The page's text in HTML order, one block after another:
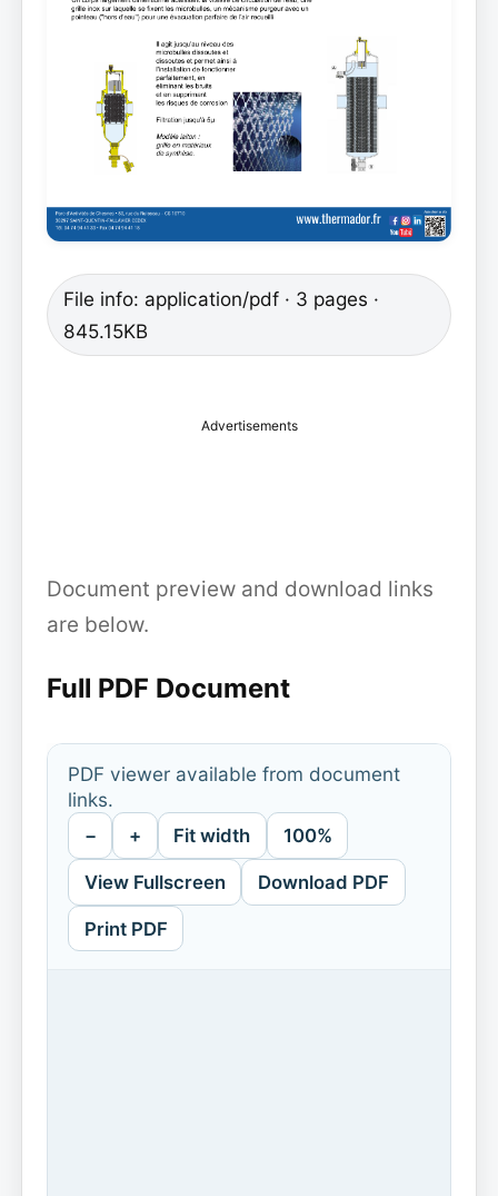
File info: application/pdf · 3 pages ·
845.15KB
Advertisements
Document preview and download links
are below.
Full PDF Document
PDF viewer available from document
links.
− + Fit width 100%
View Fullscreen Download PDF
Print PDF